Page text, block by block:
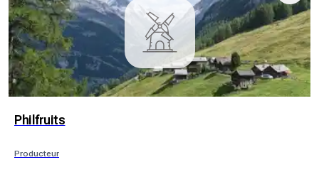
Philfruits
Producteur